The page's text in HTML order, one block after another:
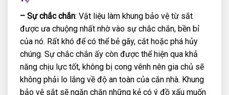
– Sự chắc chắn: Vật liệu làm khung bảo vệ từ sắt
được ưa chuộng nhất nhờ vào sự chắc chắn, bền bỉ
của nó. Rất khó để có thể bẻ gãy, cắt hoặc phá hủy
chúng. Sự chắc chắn ấy còn được thể hiện qua khả
năng chịu lực tốt, không bị cong vênh nên gia chủ sẽ
không phải lo lắng về độ an toàn của căn nhà. Khung
bảo vệ sắt sẽ ngăn chặn những kẻ có ý đồ xấu muốn